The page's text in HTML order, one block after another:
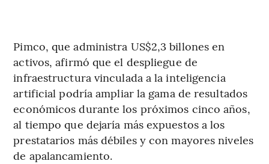
Pimco, que administra US$2,3 billones en
activos, afirmó que el despliegue de
infraestructura vinculada a la inteligencia
artificial podría ampliar la gama de resultados
económicos durante los próximos cinco años,
al tiempo que dejaría más expuestos a los
prestatarios más débiles y con mayores niveles
de apalancamiento.